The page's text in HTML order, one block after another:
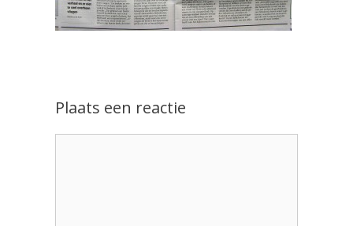
Plaats een reactie